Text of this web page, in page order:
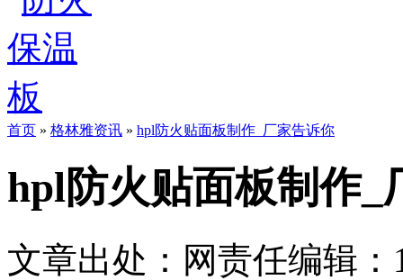
首页 » 格林雅资讯 » hpl防火贴面板制作_厂家告诉你
hpl防火贴面板制作_
文章出处： 网责任编辑：